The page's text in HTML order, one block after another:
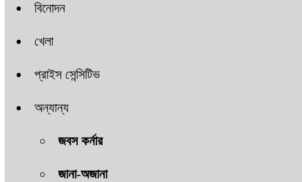
বিনোদন
খেলা
প্রাইস সেন্সিটিভ
অন্যান্য
জবস কর্নার
জানা-অজানা